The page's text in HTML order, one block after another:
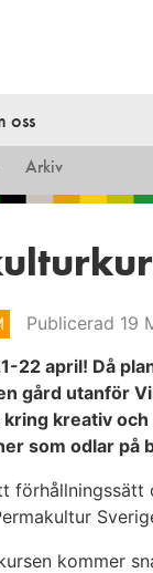
oss
Arkiv
Publicerad 19
22 april! Då
gård utanför
kreativ
som odlar på
kommer